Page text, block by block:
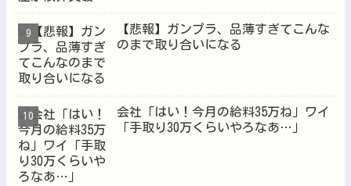
【悲報】ガンプラ、品薄すぎてこんな
のまで取り合いになる
会社「はい！今月の給料35万ね」ワイ
「手取り30万くらいやろなあ…」